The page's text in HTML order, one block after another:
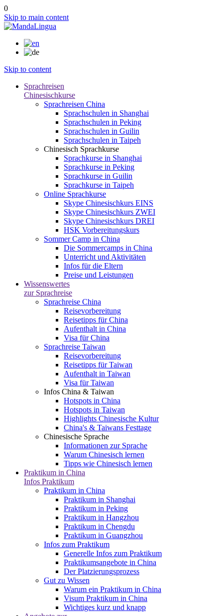
0
Skip to main content
Skip to content
Sprachreisen
Chinesischkurse
Sprachreisen China
Sprachschulen in Shanghai
Sprachschulen in Peking
Sprachschulen in Guilin
Sprachschulen in Taipeh
Chinesisch Sprachkurse
Sprachkurse in Shanghai
Sprachkurse in Peking
Sprachkurse in Guilin
Sprachkurse in Taipeh
Online Sprachkurse
Skype Chinesischkurs EINS
Skype Chinesischkurs ZWEI
Skype Chinesischkurs DREI
HSK Vorbereitungskurs
Sommer Camp in China
Die Sommercamps in China
Unterricht und Aktivitäten
Infos für die Eltern
Preise und Leistungen
Wissenswertes
zur Sprachreise
Sprachreise China
Reisevorbereitung
Reisetipps für China
Aufenthalt in China
Visa für China
Sprachreise Taiwan
Reisevorbereitung
Reisetipps für Taiwan
Aufenthalt in Taiwan
Visa für Taiwan
Infos China & Taiwan
Hotspots in China
Hotspots in Taiwan
Highlights Chinesische Kultur
China's & Taiwans Festtage
Chinesische Sprache
Informationen zur Sprache
Warum Chinesisch lernen
Tipps wie Chinesisch lernen
Praktikum in China
Infos Praktikum
Praktikum in China
Praktikum in Shanghai
Praktikum in Peking
Praktikum in Hangzhou
Praktikum in Chengdu
Praktikum in Guangzhou
Infos zum Praktikum
Generelle Infos zum Praktikum
Praktikumsangebote in China
Der Platzierungsprozess
Gut zu Wissen
Warum ein Praktikum in China
Visum Praktikum in China
Wichtiges kurz und knapp